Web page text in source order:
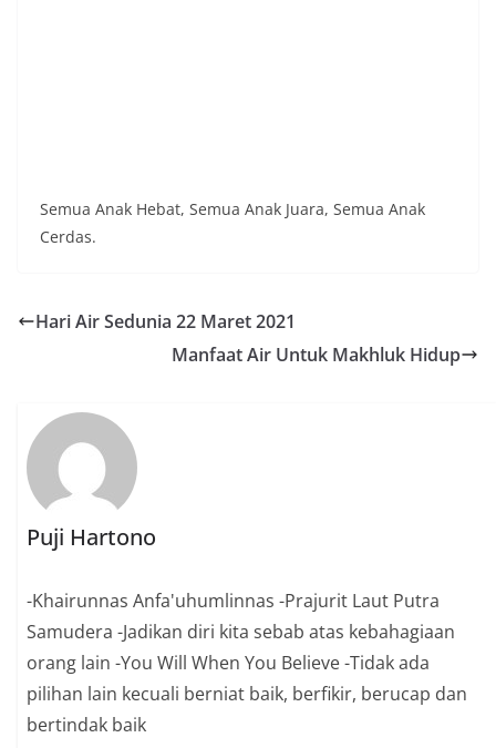
Semua Anak Hebat, Semua Anak Juara, Semua Anak
Cerdas.
Hari Air Sedunia 22 Maret 2021
Manfaat Air Untuk Makhluk Hidup
Puji Hartono
-Khairunnas Anfa'uhumlinnas -Prajurit Laut Putra
Samudera -Jadikan diri kita sebab atas kebahagiaan
orang lain -You Will When You Believe -Tidak ada
pilihan lain kecuali berniat baik, berfikir, berucap dan
bertindak baik